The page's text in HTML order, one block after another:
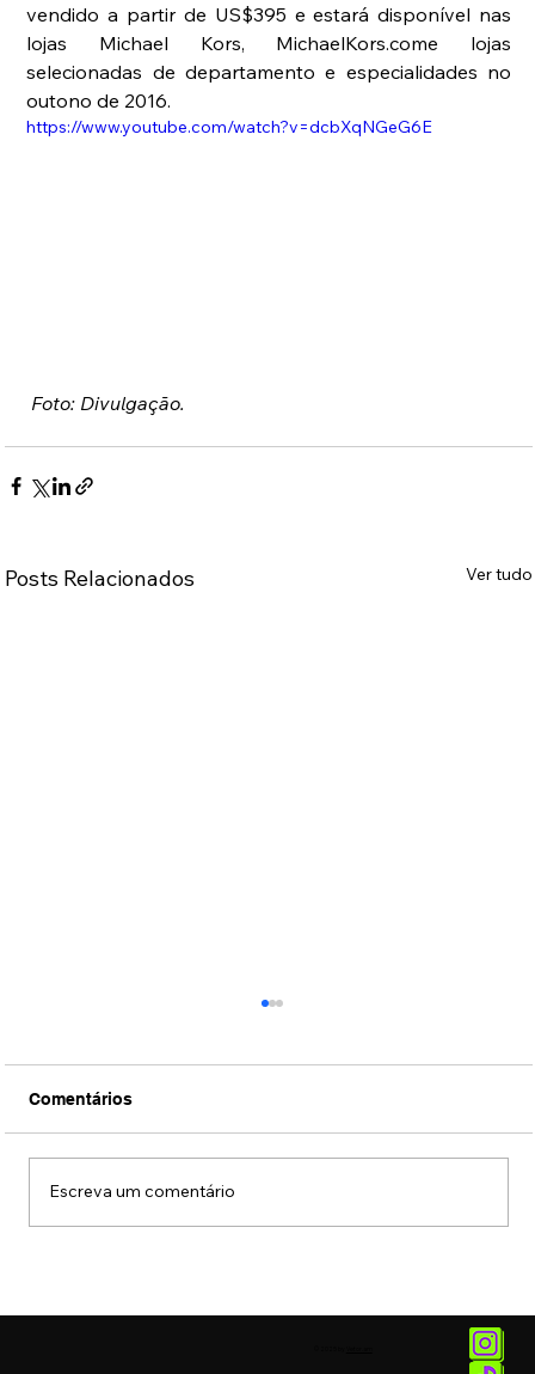
vendido a partir de US$395 e estará disponível nas
lojas Michael Kors, MichaelKors.come lojas
selecionadas de departamento e especialidades no
outono de 2016.
https://www.youtube.com/watch?v=dcbXqNGeG6E
Foto: Divulgação.
Posts Relacionados Ver tudo
Comentários
Escreva um comentário